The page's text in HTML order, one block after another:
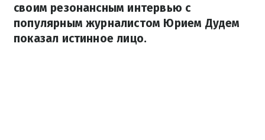
своим резонансным интервью с
популярным журналистом Юрием Дудем
показал истинное лицо.